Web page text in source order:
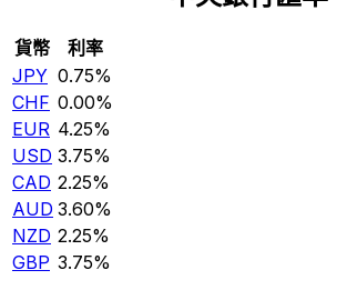
貨幣
利率
JPY 0.75%
CHF 0.00%
EUR 4.25%
USD 3.75%
CAD 2.25%
AUD 3.60%
NZD 2.25%
GBP 3.75%